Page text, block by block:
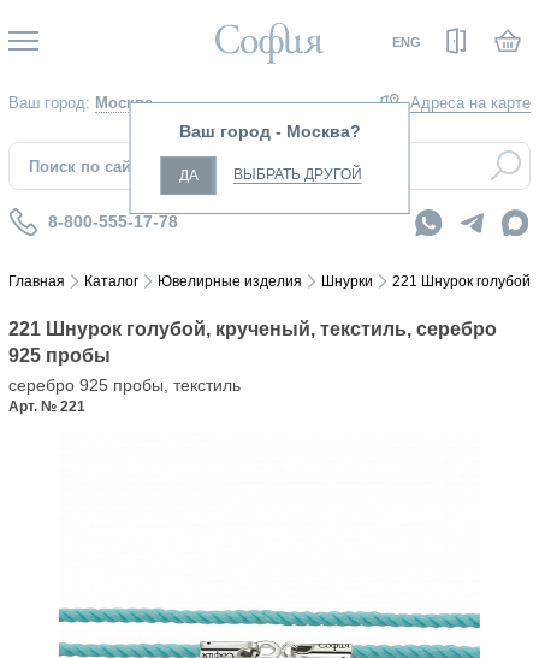
ENG Вход
Ваш город: Москва Адреса на карте
Ваш город - Москва?
ДА ВЫБРАТЬ ДРУГОЙ
8-800-555-17-78
Главная Каталог Ювелирные изделия Шнурки 221 Шнурок
221 Шнурок голубой, крученый, текстиль, серебро
925 пробы
серебро 925 пробы, текстиль
Арт. № 221